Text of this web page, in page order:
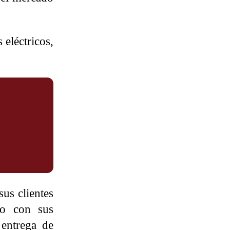
clientes
con sus
de